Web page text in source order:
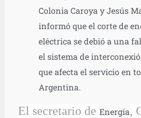
Colonia Caroya y Jesús
informó que el corte de
eléctrica se debió a una
el sistema de
que afecta el servicio en
Argentina.
El secretario de Energía,